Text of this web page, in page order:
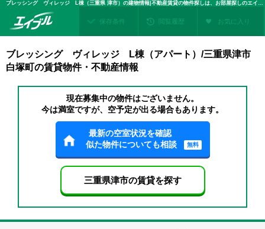
ブレッシング ヴィレッジ L棟（三重県 津市）の建物情報|不動産賃貸の物件探しは、お部屋探しのエイブル
保存条件 閲覧履歴 お気に入り
ブレッシング ヴィレッジ L棟（アパート）/三重県津市
白塚町の賃貸物件・不動産情報
現在募集中の物件はございません。
今は満室ですが、空予定が出る場合もあります。
最新の空室状況を確認
似た物件についても相談
無料
三重県津市の賃貸を探す